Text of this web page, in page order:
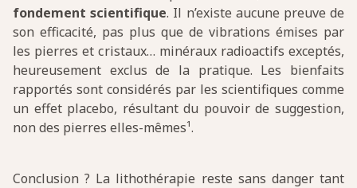
fondement scientifique. Il n’existe aucune preuve de
son efficacité, pas plus que de vibrations émises par
les pierres et cristaux… minéraux radioactifs exceptés,
heureusement exclus de la pratique. Les bienfaits
rapportés sont considérés par les scientifiques comme
un effet placebo, résultant du pouvoir de suggestion,
non des pierres elles-mêmes¹.
Conclusion ? La lithothérapie reste sans danger tant